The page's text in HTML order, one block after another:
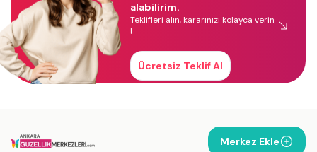
alabilirim.
Teklifleri alın, kararınızı kolayca verin
!
Ücretsiz Teklif Al
Merkez Ekle